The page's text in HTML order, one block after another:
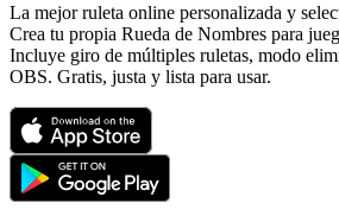
La mejor ruleta online personalizada y
Crea tu propia Rueda de Nombres para
Incluye giro de múltiples ruletas, modo
OBS. Gratis, justa y lista para usar.